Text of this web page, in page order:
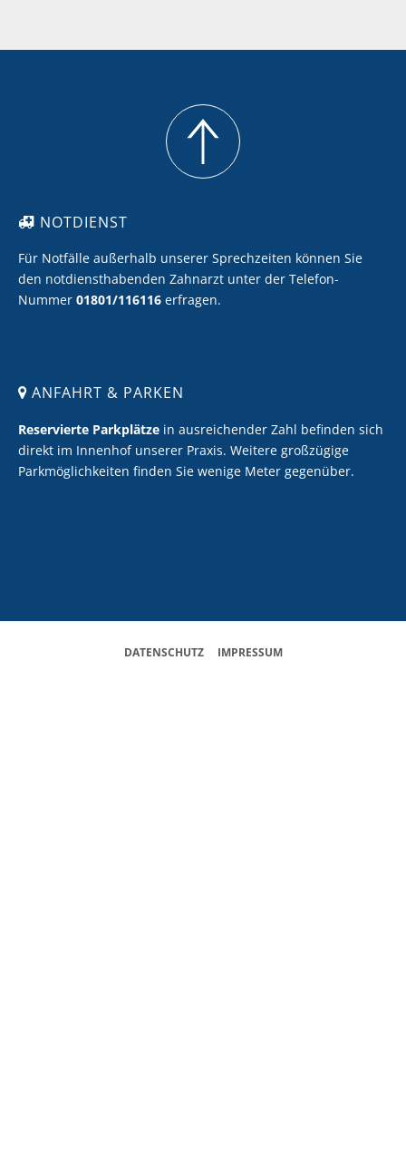
Ich möchte eine professionelle Zahnreinigung
NOTDIENST
Für Notfälle außerhalb unserer Sprechzeiten können Sie
den notdiensthabenden Zahnarzt unter der Telefon-
Nummer 01801/116116 erfragen.
ANFAHRT & PARKEN
Reservierte Parkplätze in ausreichender Zahl befinden sich
direkt im Innenhof unserer Praxis. Weitere großzügige
Parkmöglichkeiten finden Sie wenige Meter gegenüber.
DATENSCHUTZ& IMPRESSUM